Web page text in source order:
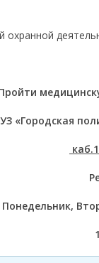
охранной
«Городская
Понедельник,